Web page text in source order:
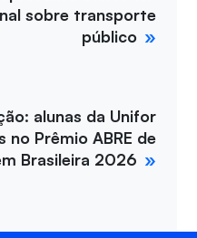
sobre transporte
público
alunas da Unifor
no Prêmio ABRE de
Brasileira 2026